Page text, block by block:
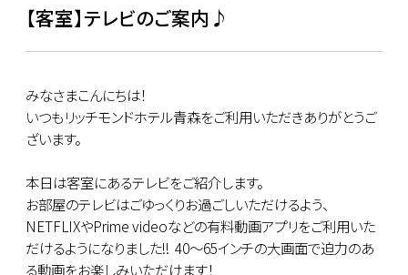
【客室】テレビのご案内♪
みなさまこんにちは！
いつもリッチモンドホテル青森をご利用いただきありがとうご
ざいます。
本日は客室にあるテレビをご紹介します。
お部屋のテレビはごゆっくりお過ごしいただけるよう、
NETFLIXやPrime videoなどの有料動画アプリをご利用いた
だけるようになりました!! 40～65インチの大画面で迫力のあ
る動画をお楽しみいただけます！